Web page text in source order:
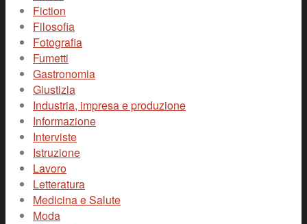
Fiction
Filosofia
Fotografia
Fumetti
Gastronomia
Giustizia
Industria, impresa e produzione
Informazione
Interviste
Istruzione
Lavoro
Letteratura
Medicina e Salute
Moda